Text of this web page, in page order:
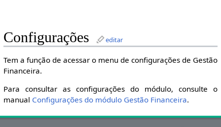
Configurações editar
Tem a função de acessar o menu de configurações de Gestão
Financeira.
Para consultar as configurações do módulo, consulte o
manual Configurações do módulo Gestão Financeira.